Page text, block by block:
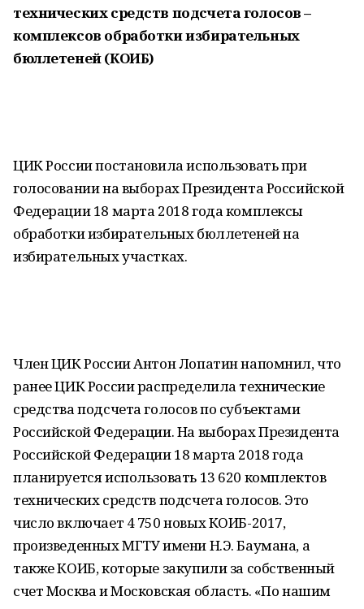
технических средств подсчета голосов –
комплексов обработки избирательных
бюллетеней (КОИБ)
ЦИК России постановила использовать при
голосовании на выборах Президента Российской
Федерации 18 марта 2018 года комплексы
обработки избирательных бюллетеней на
избирательных участках.
Член ЦИК России Антон Лопатин напомнил, что
ранее ЦИК России распределила технические
средства подсчета голосов по субъектами
Российской Федерации. На выборах Президента
Российской Федерации 18 марта 2018 года
планируется использовать 13 620 комплектов
технических средств подсчета голосов. Это
число включает 4 750 новых КОИБ-2017,
произведенных МГТУ имени Н.Э. Баумана, а
также КОИБ, которые закупили за собственный
счет Москва и Московская область. «По нашим